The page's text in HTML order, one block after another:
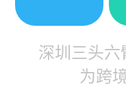
深圳三头六
为跨